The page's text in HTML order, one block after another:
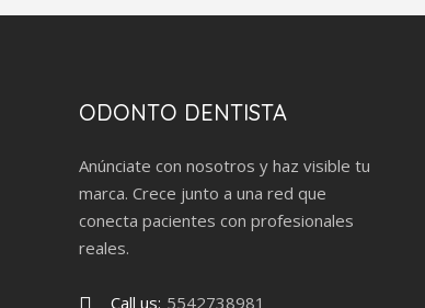
ODONTO DENTISTA
Anúnciate con nosotros y haz visible tu
marca. Crece junto a una red que
conecta pacientes con profesionales
reales.
Call us: 5542738981